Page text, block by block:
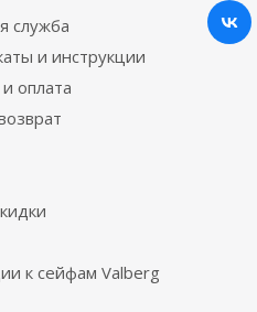
служба
и инструкции
оплата
к сейфам Valberg